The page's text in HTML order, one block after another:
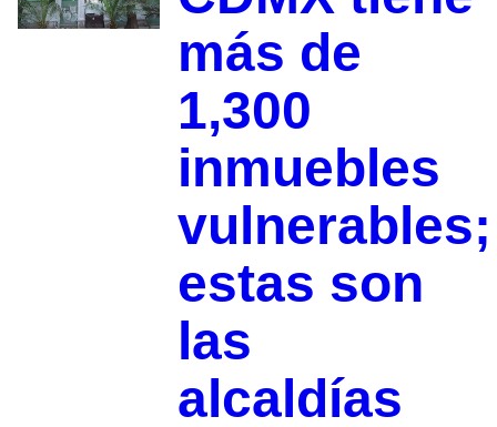
más de
1,300
inmuebles
vulnerables;
estas son
las
alcaldías